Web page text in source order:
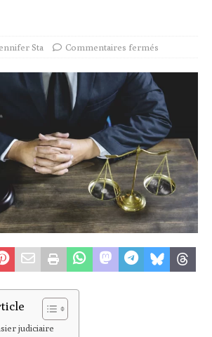
Sta Commentaires fermés
judiciaire